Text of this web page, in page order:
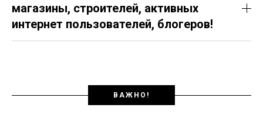
магазины, строителей, активных
интернет пользователей, блогеров!
ВАЖНО!